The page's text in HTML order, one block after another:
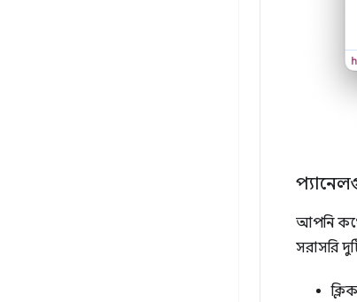
আপনি
সরাসরি